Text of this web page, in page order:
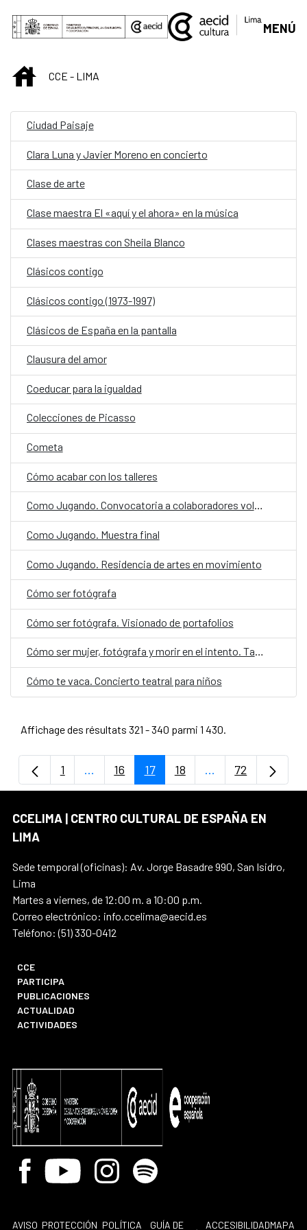
Saut au contenu principal
MENÚ
INICIOCCE - LIMA
Ciudad Paisaje
Clara Luna y Javier Moreno en concierto
Clase de arte
Clase maestra El «aquí y el ahora» en la música
Clases maestras con Sheila Blanco
Clásicos contigo
Clásicos contigo (1973-1997)
Clásicos de España en la pantalla
Clausura del amor
Coeducar para la igualdad
Colecciones de Picasso
Cometa
Cómo acabar con los talleres
Como Jugando. Convocatoria a colaboradores voluntarios
Como Jugando. Muestra final
Como Jugando. Residencia de artes en movimiento
Cómo ser fotógrafa
Cómo ser fotógrafa. Visionado de portafolios
Cómo ser mujer, fotógrafa y morir en el intento. Taller de fotografía
Cómo te vaca. Concierto teatral para niños
Affichage des résultats 321 - 340 parmi 1 430.
Page
1 ...Pages intermédiaires Utilisez TAB pour
Page
16 Page
17 Page
18 ...PagesPage
72
CCELIMA | CENTRO CULTURAL DE ESPAÑA EN
LIMA
Sede temporal (oficinas): Av. Jorge Basadre 990, San Isidro,
Lima
Martes a viernes, de 12:00 m. a 10:00 p.m.
Correo electrónico: info.ccelima@aecid.es
Teléfono: (51) 330-0412
CCE
PARTICIPA
PUBLICACIONES
ACTUALIDAD
ACTIVIDADES
Facebook
Youtube InstagramSpotify
AVISO PROTECCIÓN POLÍTICA
GUÍA DE
ACCESIBILIDADMAPA